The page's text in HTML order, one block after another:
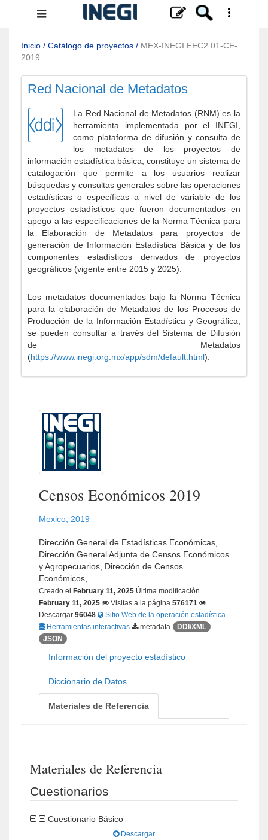
Menú
navegación
Inicio / Catálogo de proyectos / MEX-INEGI.EEC2.01-CE-
2019
Red Nacional de Metadatos
La Red Nacional de Metadatos (RNM) es la
herramienta implementada por el INEGI,
como plataforma de difusión y consulta de
los metadatos de los proyectos de
información estadística básica; constituye un sistema de
catalogación que permite a los usuarios realizar
búsquedas y consultas generales sobre las operaciones
estadísticas o específicas a nivel de variable de los
proyectos estadísticos que fueron documentados en
apego a las especificaciones de la Norma Técnica para
la Elaboración de Metadatos para proyectos de
generación de Información Estadística Básica y de los
componentes estadísticos derivados de proyectos
geográficos (vigente entre 2015 y 2025).
Los metadatos documentados bajo la Norma Técnica
para la elaboración de Metadatos de los Procesos de
Producción de la Información Estadística y Geográfica,
se pueden consultar a través del Sistema de Difusión
de Metadatos
(https://www.inegi.org.mx/app/sdm/default.html).
Censos Económicos 2019
Mexico 2019
Dirección General de Estadísticas Económicas,
Dirección General Adjunta de Censos Económicos
y Agropecuarios, Dirección de Censos
Económicos,
Creado el February 11, 2025 Última modificación
February 11, 2025
Visitas a la página 576171
Descargar 96048
Sitio Web de la operación estadística
Herramientas interactivas
metadata
DDI/XML
JSON
Información del proyecto estadístico
Diccionario de Datos
Materiales de Referencia
Materiales de Referencia
Cuestionarios
Cuestionario Básico
Descargar